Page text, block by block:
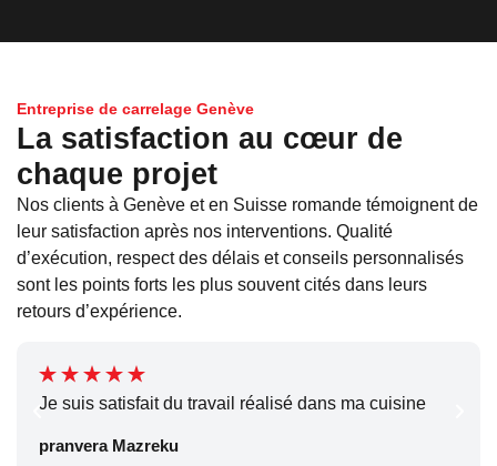
Entreprise de carrelage Genève
La satisfaction au cœur de
chaque projet
Nos clients à Genève et en Suisse romande témoignent de
leur satisfaction après nos interventions. Qualité
d’exécution, respect des délais et conseils personnalisés
sont les points forts les plus souvent cités dans leurs
retours d’expérience.
Je suis satisfait du travail réalisé dans ma cuisine
pranvera Mazreku